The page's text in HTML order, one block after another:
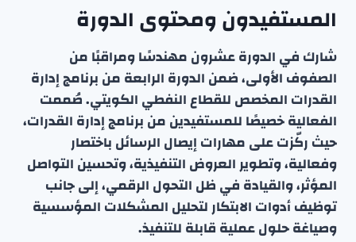
المستفيدون ومحتوى الدورة
شارك في الدورة عشرون مهندسًا ومراقبًا من
الصفوف الأولى، ضمن الدورة الرابعة من برنامج إدارة
القدرات المخصص للقطاع النفطي الكويتي. صُممت
الفعالية خصيصًا للمستفيدين من برنامج إدارة القدرات،
حيث ركّزت على مهارات إيصال الرسائل باختصار
وفعالية، وتطوير العروض التنفيذية، وتحسين التواصل
المؤثر، والقيادة في ظل التحول الرقمي، إلى جانب
توظيف أدوات الابتكار لتحليل المشكلات المؤسسية
وصياغة حلول عملية قابلة للتنفيذ.